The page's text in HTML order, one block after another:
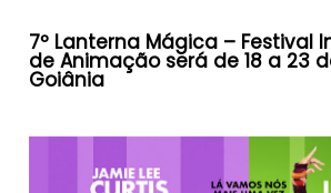
7º Lanterna Mágica – Festival
de Animação será de 18 a 23
Goiânia